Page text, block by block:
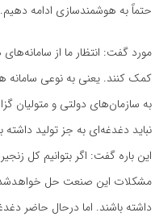
حتماً به هوشمندسازی ادامه دهیم.
مورد گفت: انتظار ما از
کمک کنند. یعنی به نوعی سامانه
به سازمان‌های دولتی و متولیان
نباید دغدغه‌ای به جز تولید
این باره گفت: اگر بتوانیم کل
مشکلات این صنعت حل خواهدشد.
داشته باشند. اما درحال حاضر